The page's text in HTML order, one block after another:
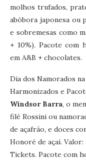
molhos trufados,
abóbora japonesa ou
e sobremesas como
+ 10%). Pacote com
em A&B + chocolates.
Dia dos Namorados
Harmonizados e
Windsor Barra, o
filé Rossini ou
de açafrão, e doces
Honoré de açaí. Valor:
Tickets. Pacote com